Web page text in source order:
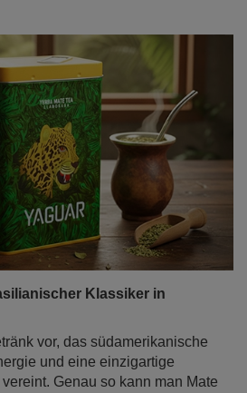
Klassiker in
vor, das südamerikanische
und eine einzigartige
Genau so kann man Mate